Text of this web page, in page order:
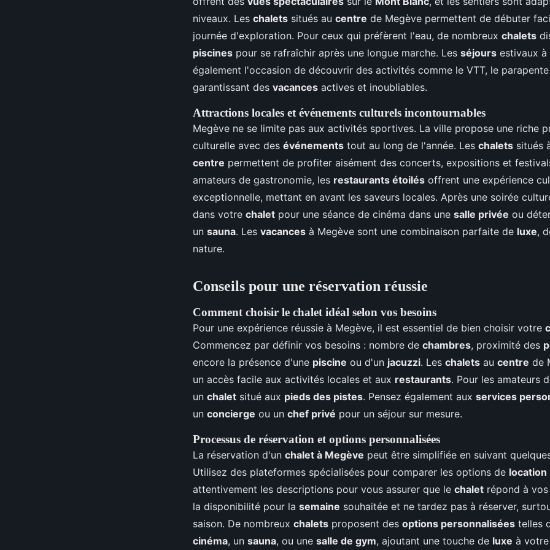
niveaux. Les chalets situés au centre de Megève permettent de débuter
journée d'exploration. Pour ceux qui préfèrent l'eau, de nombreux chalets
piscines pour se rafraîchir après une longue marche. Les séjours estivaux
également l'occasion de découvrir des activités comme le VTT, le
garantissant des vacances actives et inoubliables.
Attractions locales et événements culturels incontournables
Megève ne se limite pas aux activités sportives. La ville propose une riche
culturelle avec des événements tout au long de l'année. Les chalets situés
centre permettent de profiter aisément des concerts, expositions et
amateurs de gastronomie, les restaurants étoilés offrent une expérience
exceptionnelle, mettant en avant les saveurs locales. Après une soirée
dans votre chalet pour une séance de cinéma dans une salle privée ou
un sauna. Les vacances à Megève sont une combinaison parfaite de luxe,
nature.
Conseils pour une réservation réussie
Comment choisir le chalet idéal selon vos besoins
Pour une expérience réussie à Megève, il est essentiel de bien choisir votre
Commencez par définir vos besoins : nombre de chambres, proximité des
encore la présence d'une piscine ou d'un jacuzzi. Les chalets au centre de
un accès facile aux activités locales et aux restaurants. Pour les amateurs
un chalet situé aux pieds des pistes. Pensez également aux services
un concierge ou un chef privé pour un séjour sur mesure.
Processus de réservation et options personnalisées
La réservation d'un chalet à Megève peut être simplifiée en suivant
Utilisez des plateformes spécialisées pour comparer les options de location
attentivement les descriptions pour vous assurer que le chalet répond à
la disponibilité pour la semaine souhaitée et ne tardez pas à réserver,
saison. De nombreux chalets proposent des options personnalisées telles
cinéma, un sauna, ou une salle de gym, ajoutant une touche de luxe à